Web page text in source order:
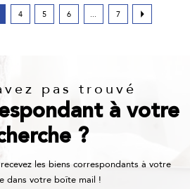
4 5 6 ... 7
pas trouvé
à votre
?
les biens correspondants à votre
dans votre boîte mail !